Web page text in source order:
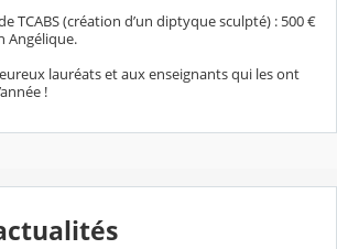
(création d’un diptyque sculpté) : 500 €
Angélique.
lauréats et aux enseignants qui les ont
!